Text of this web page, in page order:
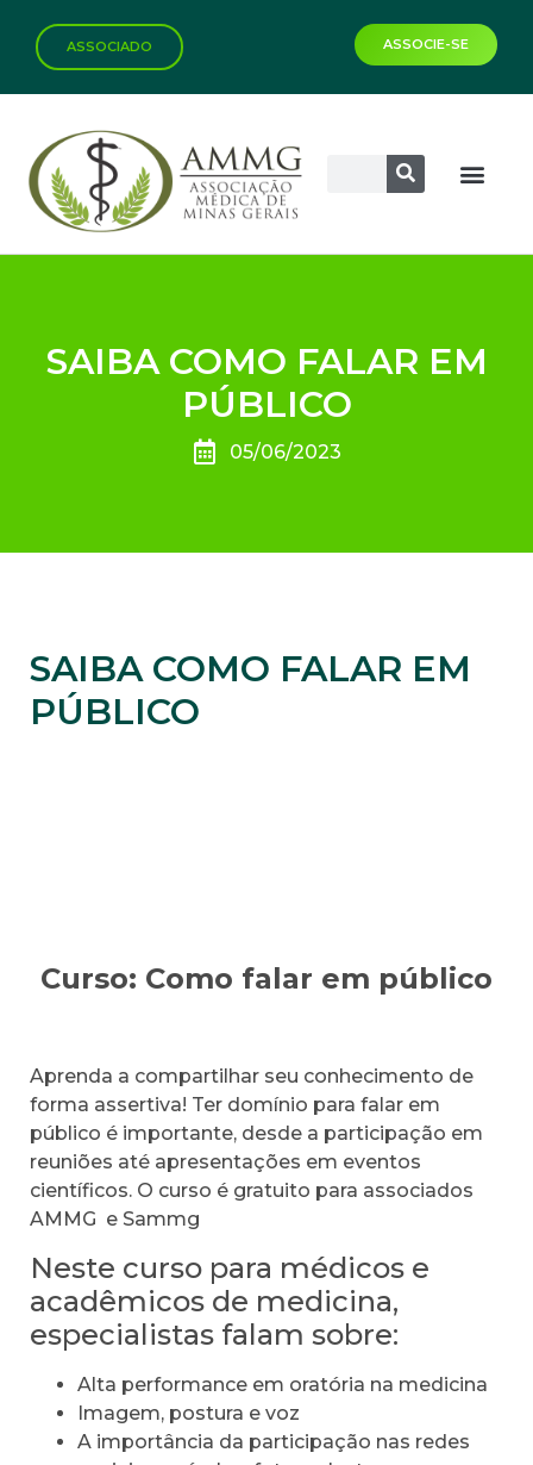
ASSOCIADO ASSOCIE-SE
SAIBA COMO FALAR EM
PÚBLICO
05/06/2023
SAIBA COMO FALAR EM
PÚBLICO
Curso: Como falar em público
Aprenda a compartilhar seu conhecimento de
forma assertiva! Ter domínio para falar em
público é importante, desde a participação em
reuniões até apresentações em eventos
científicos. O curso é gratuito para associados
AMMG e Sammg
Neste curso para médicos e
acadêmicos de medicina,
especialistas falam sobre:
Alta performance em oratória na medicina
Imagem, postura e voz
A importância da participação nas redes